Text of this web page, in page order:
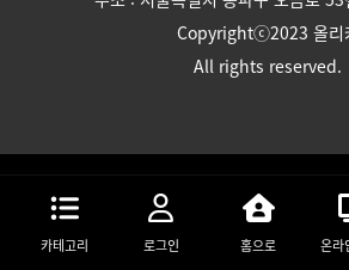
카테고리 로그인 홈으로 온라
Copyrightⓒ2023 올리
All rights reserved.